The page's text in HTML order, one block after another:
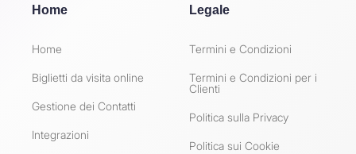
Home
Home
Biglietti da visita online
Gestione dei Contatti
Integrazioni
Legale
Termini e Condizioni
Termini e Condizioni per i
Clienti
Politica sulla Privacy
Politica sui Cookie